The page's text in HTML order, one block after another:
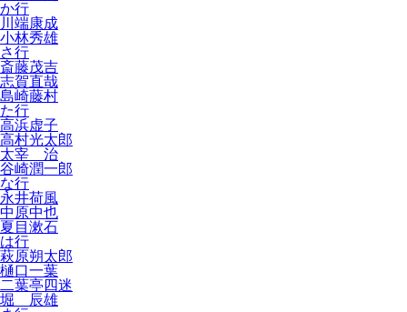
か行
川端康成
小林秀雄
さ行
斎藤茂吉
志賀直哉
島崎藤村
た行
高浜虚子
高村光太郎
太宰 治
谷崎潤一郎
な行
永井荷風
中原中也
夏目漱石
は行
萩原朔太郎
樋口一葉
二葉亭四迷
堀 辰雄